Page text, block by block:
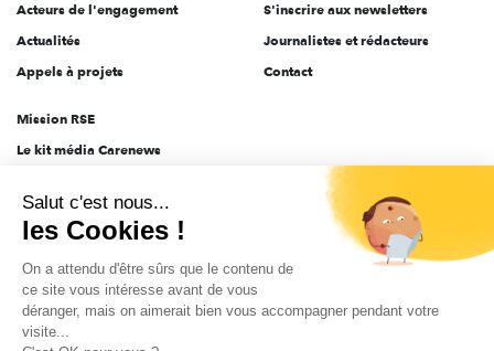
Acteurs de l'engagement
Actualités
Appels à projets
S'inscrire aux newsletters
Journalistes et rédacteurs
Contact
Mission RSE
Le kit média Carenews
AEF info
Novethic
PRODURABLE
Inclusiv Day
Salut c'est nous...
les Cookies !
On a attendu d'être sûrs que le contenu de
ce site vous intéresse avant de vous
déranger, mais on aimerait bien vous accompagner pendant votre
visite...